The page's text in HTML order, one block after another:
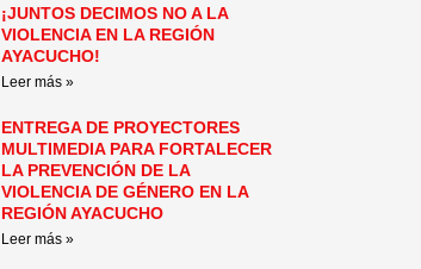
¡JUNTOS DECIMOS NO A LA
VIOLENCIA EN LA REGIÓN
AYACUCHO!
Leer más »
ENTREGA DE PROYECTORES
MULTIMEDIA PARA FORTALECER
LA PREVENCIÓN DE LA
VIOLENCIA DE GÉNERO EN LA
REGIÓN AYACUCHO
Leer más »